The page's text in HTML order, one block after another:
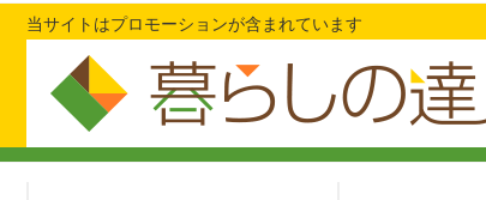
当サイトはプロモーションが含まれています